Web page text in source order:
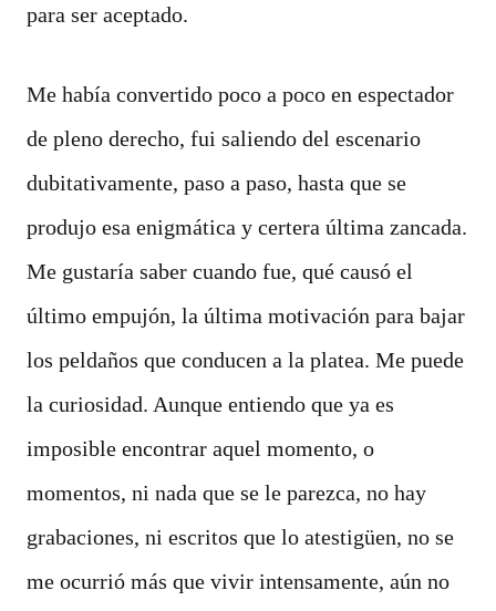
para ser aceptado.
Me había convertido poco a poco en espectador
de pleno derecho, fui saliendo del escenario
dubitativamente, paso a paso, hasta que se
produjo esa enigmática y certera última zancada.
Me gustaría saber cuando fue, qué causó el
último empujón, la última motivación para bajar
los peldaños que conducen a la platea. Me puede
la curiosidad. Aunque entiendo que ya es
imposible encontrar aquel momento, o
momentos, ni nada que se le parezca, no hay
grabaciones, ni escritos que lo atestigüen, no se
me ocurrió más que vivir intensamente, aún no